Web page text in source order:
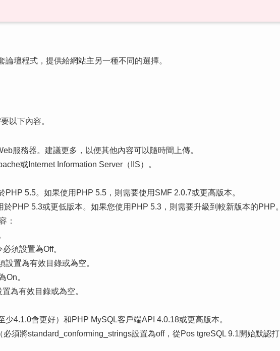
壇程式，提供給網站主另一種不同的選擇。
以下內容。
服務器。建議更多，以便其他內容可以隨時間上傳。
或Internet Information Server（IIS）。
PHP 5.5。如果使用PHP 5.5，則需要使用SMF 2.0.7或更高版本。
PHP 5.3或更低版本。如果您使用PHP 5.3，則需要升級到較新版本的PHP。
：
須設置為Off。
置為有效目錄或為空。
On。
為有效目錄或為空。
少4.1.0會更好）和PHP MySQL客戶端API 4.0.18或更高版本。
必須將standard_conforming_strings設置為off，從Pos tgreSQL 9.1開始默認打